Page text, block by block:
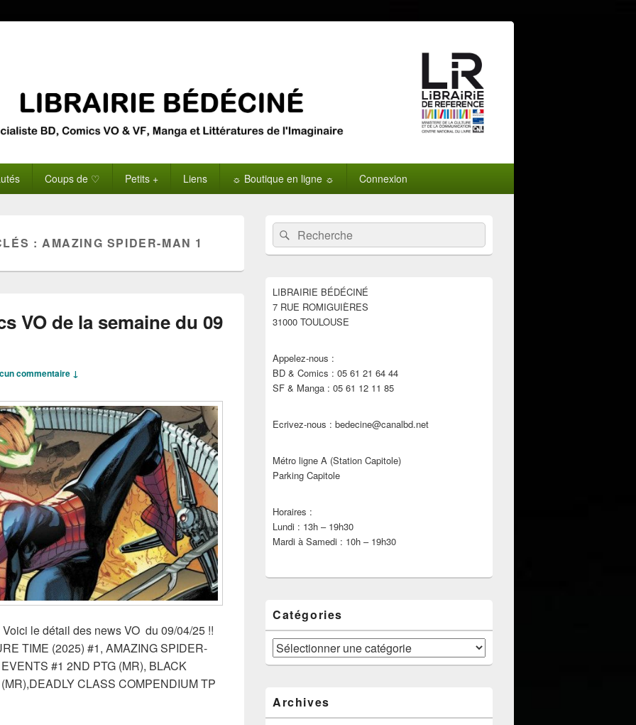
Coups de ♡ Petits + Liens ☼ Boutique en ligne ☼ Connexion
:AMAZING SPIDER-MAN 1
VO de la semaine du 09
commentaire ↓
le détail des news VO du 09/04/25 !!
TIME (2025) #1, AMAZING SPIDER-
#1 2ND PTG (MR), BLACK
CLASS COMPENDIUM TP
des Comics VO de la semaine du 09 Avril 2025 !!!
Zone
principale
de
widget
barre
latérale
Recherche :Rechercher
LIBRAIRIE BÉDÉCINÉ
7 RUE ROMIGUIÈRES
31000 TOULOUSE
Appelez-nous :
BD & Comics : 05 61 21 64 44
SF & Manga : 05 61 12 11 85
Ecrivez-nous : bedecine@canalbd.net
Métro ligne A (Station Capitole)
Parking Capitole
Horaires :
Lundi : 13h – 19h30
Mardi à Samedi : 10h – 19h30
Catégories
Catégories
Archives